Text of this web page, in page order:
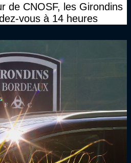
de CNOSF, les Girondins
vous à 14 heures